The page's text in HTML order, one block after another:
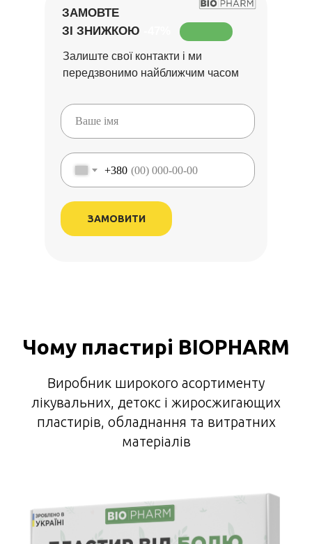
Залиште свої контакти і ми
передзвонимо найближчим часом
ЗАМОВТЕ
ЗІ ЗНИЖКОЮ
+380
ЗАМОВИТИ
Чому пластирі BIOPHARM
Виробник широкого асортименту
лікувальних, детокс і жиросжигающих
пластирів, обладнання та витратних
матеріалів